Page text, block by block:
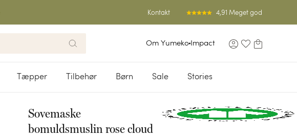
Kontakt 4,91 Meget god
Om Yumeko Impact
Tæpper Tilbehør Børn Sale Stories
Sovemaske
bomuldsmuslin rose cloud